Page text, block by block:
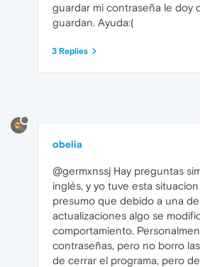
guardar mi contraseña le doy
guardan. Ayuda:(
3 Replies
obelia
@germxnssj Hay preguntas
inglés, y yo tuve esta
presumo que debido a una
actualizaciones algo se
comportamiento.
contraseñas, pero no borro
de cerrar el programa, pero